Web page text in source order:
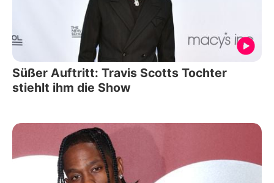
Süßer Auftritt: Travis Scotts Tochter
stiehlt ihm die Show